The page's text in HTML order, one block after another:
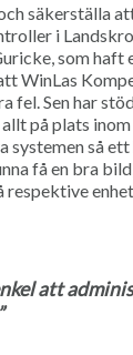
säkerställa
i
som haft
WinLas
fel. Sen har
på plats
så
få en bra
att